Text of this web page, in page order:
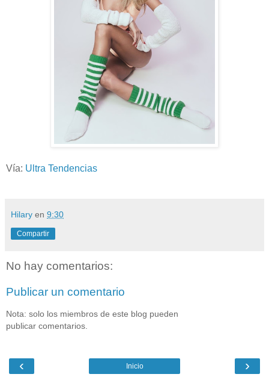
Vía: Ultra Tendencias
Hilary en 9:30
Compartir
No hay comentarios:
Publicar un comentario
Nota: solo los miembros de este blog pueden
publicar comentarios.
‹ ›
Inicio